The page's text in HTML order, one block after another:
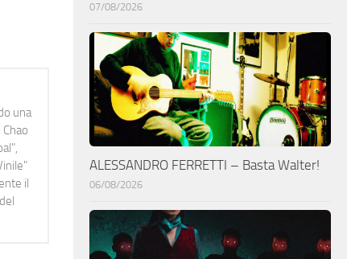
una
il
07/08/2026
ALESSANDRO FERRETTI – Basta Walter!
06/08/2026